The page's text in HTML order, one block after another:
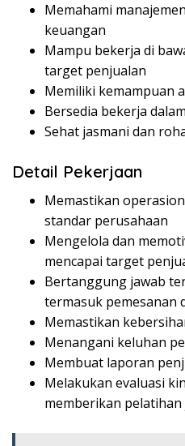
Memahami
keuangan
Mampu bekerja di
target penjualan
Memiliki kemampuan
Bersedia bekerja
Sehat jasmani dan
Detail Pekerjaan
Memastikan
standar perusahaan
Mengelola dan
mencapai target
Bertanggung jawab
termasuk pemesanan
Memastikan
Menangani keluhan
Membuat laporan
Melakukan evaluasi
memberikan